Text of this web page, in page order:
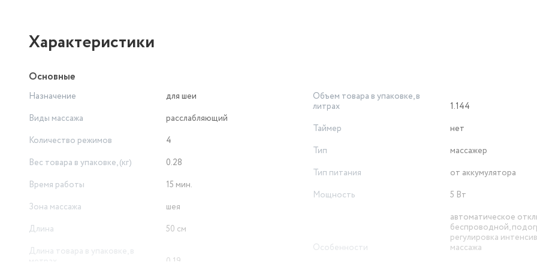
Характеристики
Основные
Назначение
для шеи
Виды массажа
расслабляющий
Количество режимов
4
Вес товара в упаковке, (кг)
0.28
Время работы
15 мин.
Зона массажа
шея
Длина
50 см
Длина товара в упаковке, в
0.19
Объем товара в упаковке, в
литрах
1.144
Таймер
нет
Тип
массажер
Тип питания
от аккумулятора
Мощность
5 Вт
Особенности
автоматическое
беспроводной,
регулировка
массажа